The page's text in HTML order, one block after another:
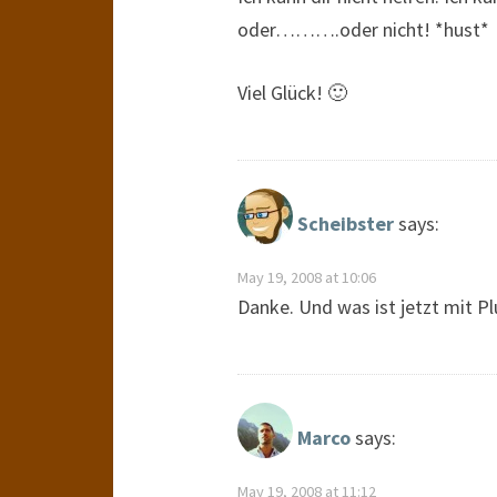
oder……….oder nicht! *hust*
Viel Glück! 🙂
Scheibstersays:
May 19, 2008 at 10:06
Danke. Und was ist jetzt mit
Marcosays:
May 19, 2008 at 11:12